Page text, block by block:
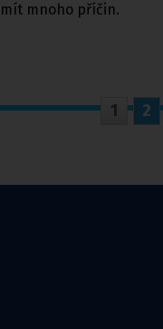
mnoho příčin.
1 2